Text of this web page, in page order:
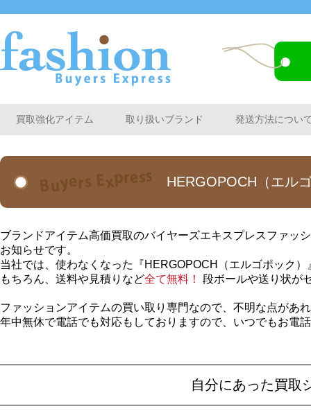
買取強化アイテム 取り扱いブランド 発送方法につい
HERGOPOCH（エル
ブランドアイテム高価買取のバイヤーズエキスプレスファッ
お知らせです。
当社では、使わなくなった『HERGOPOCH（エルゴポック
もちろん、送料や見積りなど全て無料！ 段ボールや送り状が
ファッションアイテムの買い取り専門なので、不明な点があ
年中無休で電話でも対応もしておりますので、いつでもお電
自分にあった買取